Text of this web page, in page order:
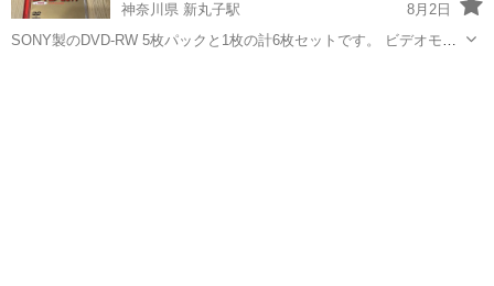
神奈川県 新丸子駅
8月2日
SONY製のDVD-RW 5枚パックと1枚の計6枚セットです。 ビデオモー